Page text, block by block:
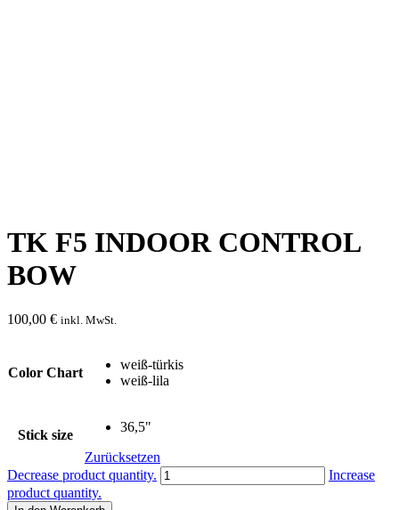
TK F5 INDOOR CONTROL
BOW
100,00 € inkl. MwSt.
Color Chart
weiß-türkis
weiß-lila
Stick size
36,5"
Zurücksetzen
Decrease product quantity. TK
F5
Increase
product quantity.